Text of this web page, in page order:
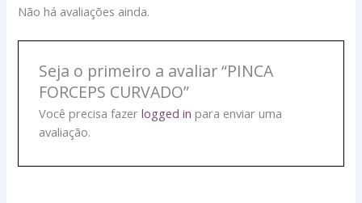
Não há avaliações ainda.
Seja o primeiro a avaliar “PINCA
FORCEPS CURVADO”
Você precisa fazer logged in para enviar uma
avaliação.